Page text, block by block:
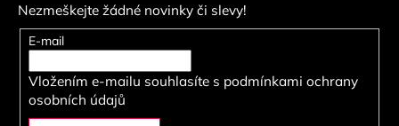
Nezmeškejte žádné novinky či slevy!
E-mail
Vložením e-mailu souhlasíte s podmínkami ochrany
osobních údajů